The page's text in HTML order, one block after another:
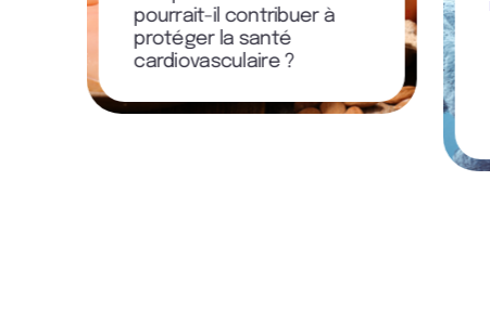
pourrait-il contribuer à
protéger la santé
cardiovasculaire ?